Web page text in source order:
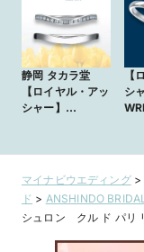
静岡 タカラ堂
【ロイヤル・アッ
シャー】
い印象のハーフエ
タニティリング～
【
シ
リ
マイナビウエディング>
ド > ANSHINDO
シュロン クル ド パリ